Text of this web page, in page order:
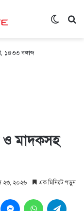
১৪৩৩ বঙ্গাব্দ
ও মাদকসহ
২৩, ২০২৬ এক মিনিটে পড়ুন
Skype MessengerWhatsApp